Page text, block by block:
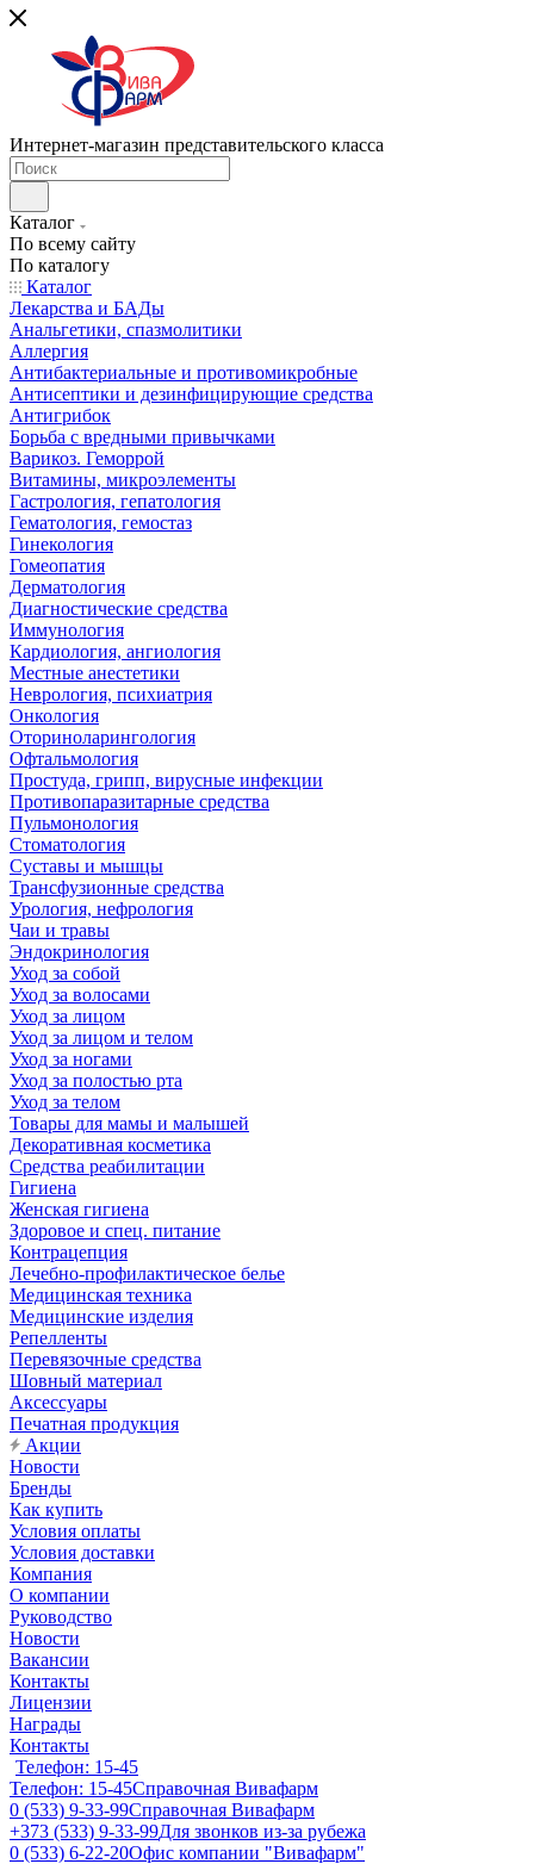
Интернет-магазин представительского класса
Каталог
По всему сайту
По каталогу
Каталог
Лекарства и БАДы
Анальгетики, спазмолитики
Аллергия
Антибактериальные и противомикробные
Антисептики и дезинфицирующие средства
Антигрибок
Борьба с вредными привычками
Варикоз. Геморрой
Витамины, микроэлементы
Гастрология, гепатология
Гематология, гемостаз
Гинекология
Гомеопатия
Дерматология
Диагностические средства
Иммунология
Кардиология, ангиология
Местные анестетики
Неврология, психиатрия
Онкология
Оториноларингология
Офтальмология
Простуда, грипп, вирусные инфекции
Противопаразитарные средства
Пульмонология
Стоматология
Суставы и мышцы
Трансфузионные средства
Урология, нефрология
Чаи и травы
Эндокринология
Уход за собой
Уход за волосами
Уход за лицом
Уход за лицом и телом
Уход за ногами
Уход за полостью рта
Уход за телом
Товары для мамы и малышей
Декоративная косметика
Средства реабилитации
Гигиена
Женская гигиена
Здоровое и спец. питание
Контрацепция
Лечебно-профилактическое белье
Медицинская техника
Медицинские изделия
Репелленты
Перевязочные средства
Шовный материал
Аксессуары
Печатная продукция
Акции
Новости
Бренды
Как купить
Условия оплаты
Условия доставки
Компания
О компании
Руководство
Новости
Вакансии
Контакты
Лицензии
Награды
Контакты
Телефон: 15-45
Телефон: 15-45Справочная Вивафарм
0 (533) 9-33-99Справочная Вивафарм
+373 (533) 9-33-99Для звонков из-за рубежа
0 (533) 6-22-20Офис компании "Вивафарм"